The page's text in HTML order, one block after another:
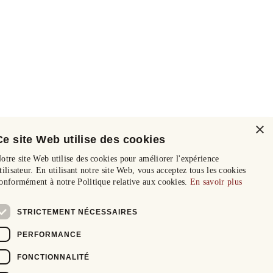
×
site Web utilise des cookies
site Web utilise des cookies pour améliorer l'expérience
En utilisant notre site Web, vous acceptez tous les cookies
à notre Politique relative aux cookies. En savoir plus
STRICTEMENT NÉCESSAIRES
PERFORMANCE
FONCTIONNALITÉ